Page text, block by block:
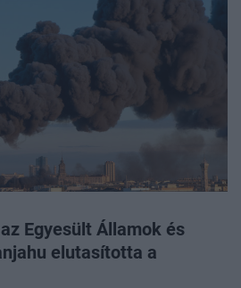
Egyesült Államok és
elutasította a